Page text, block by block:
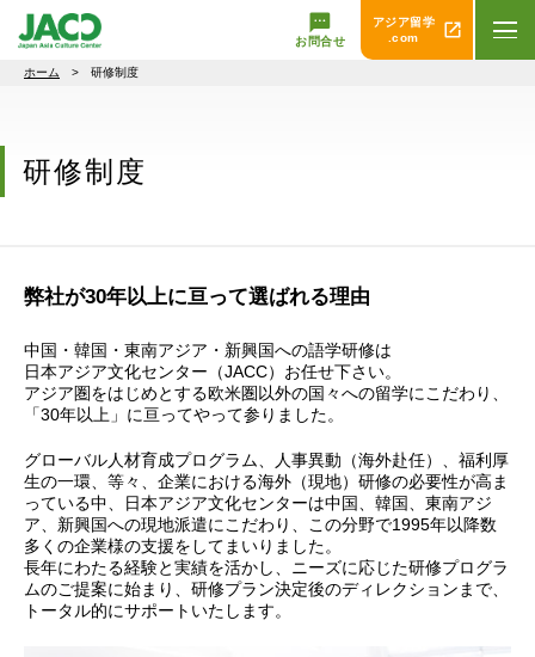
留学について 中国について 台湾について お申込みの流
お問合せ
アジア留学
.com
ホーム > 研修制度
研修制度
弊社が30年以上に亘って選ばれる理由
中国・韓国・東南アジア・新興国への語学研修は
日本アジア文化センター（JACC）お任せ下さい。
アジア圏をはじめとする欧米圏以外の国々への留学にこだわり、
「30年以上」に亘ってやって参りました。
グローバル人材育成プログラム、人事異動（海外赴任）、福利厚
生の一環、等々、企業における海外（現地）研修の必要性が高ま
っている中、日本アジア文化センターは中国、韓国、東南アジ
ア、新興国への現地派遣にこだわり、この分野で1995年以降数
多くの企業様の支援をしてまいりました。
長年にわたる経験と実績を活かし、ニーズに応じた研修プログラ
ムのご提案に始まり、研修プラン決定後のディレクションまで、
トータル的にサポートいたします。